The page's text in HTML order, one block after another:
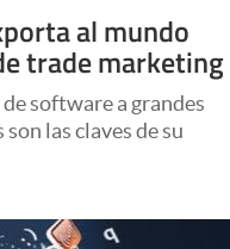
al mundo
trade marketing
software a grandes
las claves de su